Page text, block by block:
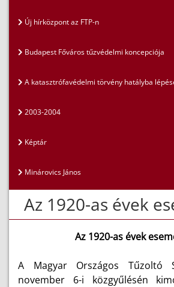
Új hírközpont az FTP-n
Budapest Főváros tűzvédelmi koncepciója
A katasztrófavédelmi törvény hatályba
2003-2004
Képtár
Minárovics János
Az 1920-as évek
Az 1920-as évek
A Magyar Országos Tűzoltó
november 6-i közgyűlésén